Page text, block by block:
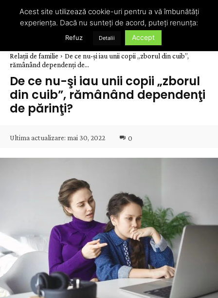
Relații de familie
De ce nu-şi iau unii copii „zborul din cuib”,
rămânând dependenţi de...
De ce nu-şi iau unii copii „zborul
din cuib”, rămânând dependenţi
de părinţi?
Ultima actualizare: mai 30, 2022 0
Acest site utilizează cookie-uri pentru a vă îmbunătăți
experiența. Dacă nu sunteți de acord, puteți renunța:
Refuz Detalii Accept